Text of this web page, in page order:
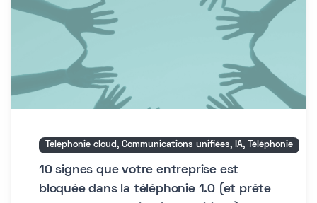
Téléphonie cloud, Communications unifiées, IA, Téléphonie
10 signes que votre entreprise est
bloquée dans la téléphonie 1.0 (et prête